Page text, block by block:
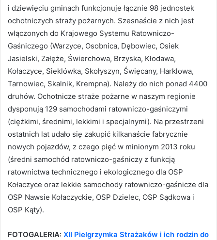
i dziewięciu gminach funkcjonuje łącznie 98 jednostek
ochotniczych straży pożarnych. Szesnaście z nich jest
włączonych do Krajowego Systemu Ratowniczo-
Gaśniczego (Warzyce, Osobnica, Dębowiec, Osiek
Jasielski, Załęże, Świerchowa, Brzyska, Kłodawa,
Kołaczyce, Sieklówka, Skołyszyn, Święcany, Harklowa,
Tarnowiec, Skalnik, Krempna). Należy do nich ponad 4400
druhów. Ochotnicze straże pożarne w naszym regionie
dysponują 129 samochodami ratowniczo-gaśniczymi
(ciężkimi, średnimi, lekkimi i specjalnymi). Na przestrzeni
ostatnich lat udało się zakupić kilkanaście fabrycznie
nowych pojazdów, z czego pięć w minionym 2013 roku
(średni samochód ratowniczo-gaśniczy z funkcją
ratownictwa technicznego i ekologicznego dla OSP
Kołaczyce oraz lekkie samochody ratowniczo-gaśnicze dla
OSP Nawsie Kołaczyckie, OSP Dzielec, OSP Sądkowa i
OSP Kąty).
FOTOGALERIA: XII Pielgrzymka Strażaków i ich rodzin do